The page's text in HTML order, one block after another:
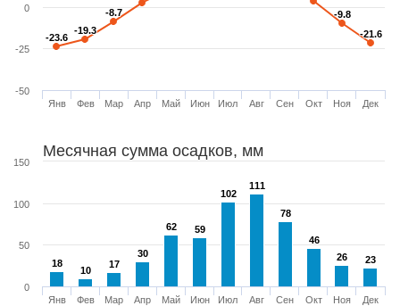
-23.6
-23.6
-19.3
-19.3
-8.7
-8.7 -9.8
-9.8
-21.6
-21.6
Янв Фев Мар Апр Май Июн Июл Авг Сен Окт Ноя Дек
-50
-25
0
Месячная сумма осадков, мм
18
18
10
10
17
17
30
30
62
62 59
59
102
102
111
111
78
78
46
46
26
26 23
23
Янв Фев Мар Апр Май Июн Июл Авг Сен Окт Ноя Дек
0
50
100
150